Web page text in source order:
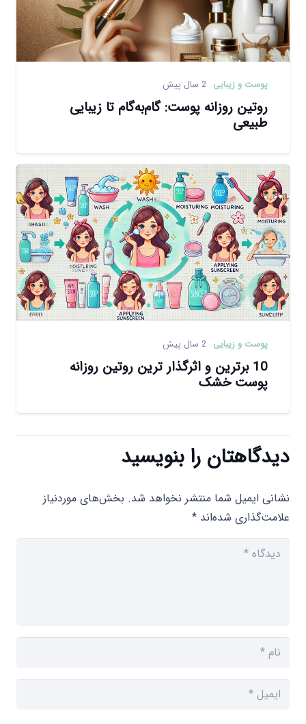
پوست و زیبایی 2 سال پیش
روتین روزانه پوست: گام‌به‌گام تا زیبایی
طبیعی
پوست و زیبایی 2 سال پیش
10 برترین و اثرگذار ترین روتین روزانه
پوست خشک
دیدگاهتان را بنویسید
نشانی ایمیل شما منتشر نخواهد شد. بخش‌های موردنیاز
علامت‌گذاری شده‌اند *